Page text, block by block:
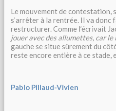
Le mouvement de contestation,
s’arrêter à la rentrée. Il va donc
restructurer. Comme l’écrivait
jouer avec des allumettes, car
gauche se situe sûrement du
reste encore entière à ce stade,
Pablo Pillaud-Vivien